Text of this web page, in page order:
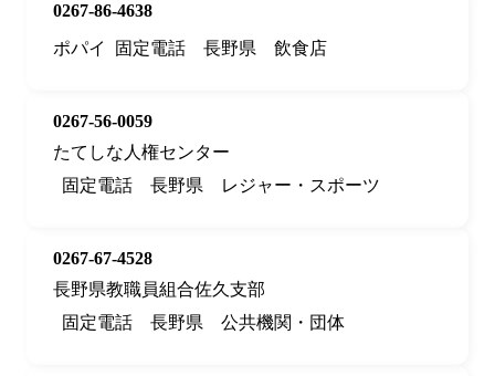
0267-86-4638
ポパイ
固定電話 長野県 飲食店
0267-56-0059
たてしな人権センター
固定電話
長野県 レジャー・スポーツ
0267-67-4528
長野県教職員組合佐久支部
固定電話
長野県 公共機関・団体